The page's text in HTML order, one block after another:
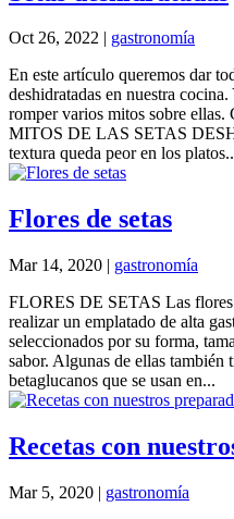
Oct 26, 2022 | gastronomía
En este artículo queremos dar
deshidratadas en nuestra
romper varios mitos sobre ellas.
MITOS DE LAS SETAS
textura queda peor en los
Flores de setas
Mar 14, 2020 | gastronomía
FLORES DE SETAS Las flores
realizar un emplatado de alta
seleccionados por su forma,
sabor. Algunas de ellas también
betaglucanos que se usan en...
Recetas con
Mar 5, 2020 | gastronomía